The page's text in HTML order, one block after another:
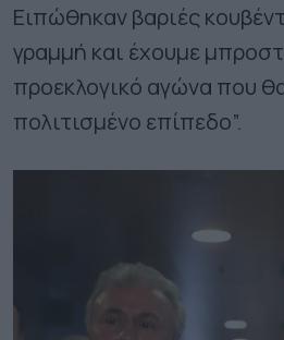
Ειπώθηκαν βαριές
γραμμή και έχουμε
προεκλογικό αγώνα που
πολιτισμένο επίπεδο”.